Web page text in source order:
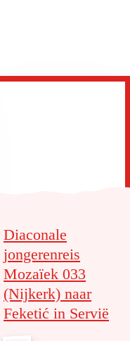
Diaconale
jongerenreis
Mozaïek 033
(Nijkerk) naar
Feketić in Servië